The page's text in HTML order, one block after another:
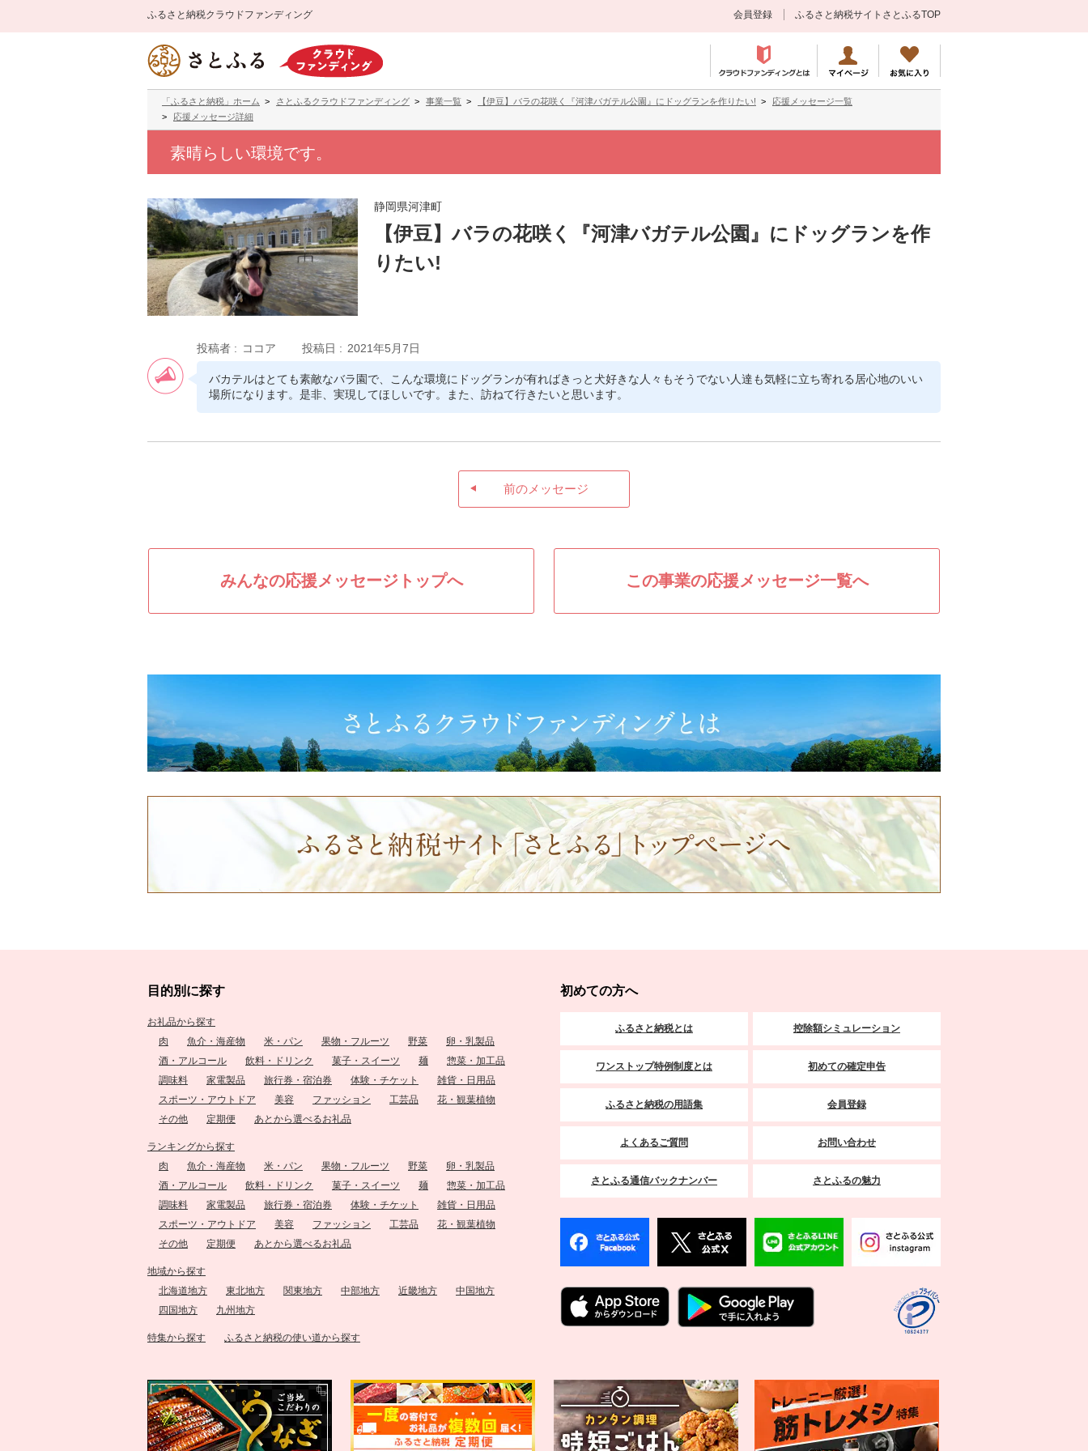
ふるさと納税クラウドファンディング 会員登録 ふるさと納税サイトさとふるTOP
「ふるさと納税」ホーム さとふるクラウドファンディング 事業一覧 【伊豆】バラの花咲く『河津バガテル公園』にドッグランを作りたい!
応援メッセージ一覧
応援メッセージ詳細
素晴らしい環境です。
静岡県河津町
【伊豆】バラの花咲く『河津バガテル公園』にドッグランを作
りたい!
投稿者 ココア 投稿日 2021年5月7日
バカテルはとても素敵なバラ園で、こんな環境にドッグランが有ればきっと犬好きな人々もそうでない人達も気軽に立ち寄れる居心地のいい
場所になります。是非、実現してほしいです。また、訪ねて行きたいと思います。
前のメッセージ
みんなの応援メッセージトップへ この事業の応援メッセージ一覧へ
目的別に探す
お礼品から探す
肉
魚介・海産物 米・パン 果物・フルーツ 野菜
卵・乳製品
酒・アルコール
飲料・ドリンク 菓子・スイーツ 麺
惣菜・加工品
調味料
家電製品 旅行券・宿泊券 体験・チケット
雑貨・日用品
スポーツ・アウトドア
美容 ファッション 工芸品
花・観葉植物
その他
定期便 あとから選べるお礼品
ランキングから探す
肉
魚介・海産物 米・パン 果物・フルーツ 野菜
卵・乳製品
酒・アルコール
飲料・ドリンク 菓子・スイーツ 麺
惣菜・加工品
調味料
家電製品 旅行券・宿泊券 体験・チケット
雑貨・日用品
スポーツ・アウトドア
美容 ファッション 工芸品
花・観葉植物
その他
定期便 あとから選べるお礼品
地域から探す
北海道地方
東北地方 関東地方 中部地方 近畿地方
中国地方
四国地方
九州地方
特集から探す ふるさと納税の使い道から探す
初めての方へ
ふるさと納税とは 控除額シミュレーション
ワンストップ特例制度とは 初めての確定申告
ふるさと納税の用語集 会員登録
よくあるご質問 お問い合わせ
さとふる通信バックナンバー さとふるの魅力